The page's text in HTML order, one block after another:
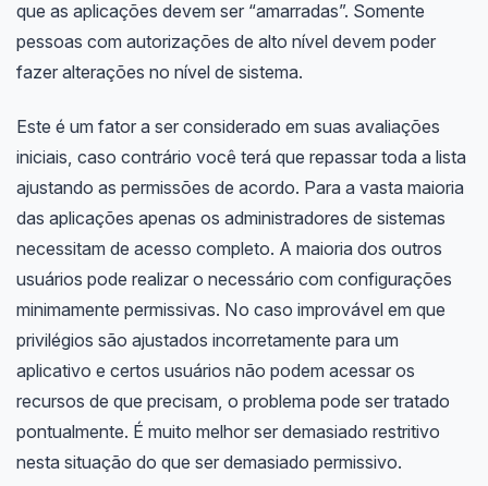
que as aplicações devem ser “amarradas”. Somente
pessoas com autorizações de alto nível devem poder
fazer alterações no nível de sistema.
Este é um fator a ser considerado em suas avaliações
iniciais, caso contrário você terá que repassar toda a lista
ajustando as permissões de acordo. Para a vasta maioria
das aplicações apenas os administradores de sistemas
necessitam de acesso completo. A maioria dos outros
usuários pode realizar o necessário com configurações
minimamente permissivas. No caso improvável em que
privilégios são ajustados incorretamente para um
aplicativo e certos usuários não podem acessar os
recursos de que precisam, o problema pode ser tratado
pontualmente. É muito melhor ser demasiado restritivo
nesta situação do que ser demasiado permissivo.